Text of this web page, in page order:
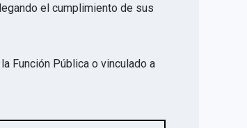
el cumplimiento de sus
Función Pública o vinculado a